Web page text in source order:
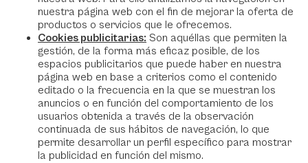
nuestra página web con el fin de mejorar la oferta de
productos o servicios que le ofrecemos.
Cookies publicitarias: Son aquéllas que permiten la
gestión, de la forma más eficaz posible, de los
espacios publicitarios que puede haber en nuestra
página web en base a criterios como el contenido
editado o la frecuencia en la que se muestran los
anuncios o en función del comportamiento de los
usuarios obtenida a través de la observación
continuada de sus hábitos de navegación, lo que
permite desarrollar un perfil específico para mostrar
la publicidad en función del mismo.